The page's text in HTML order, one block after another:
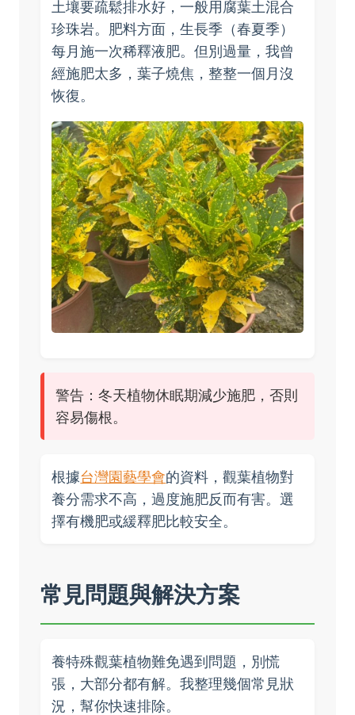
土壤要疏鬆排水好，一般用腐葉土混合
珍珠岩。肥料方面，生長季（春夏季）
每月施一次稀釋液肥。但別過量，我曾
經施肥太多，葉子燒焦，整整一個月沒
恢復。
警告：冬天植物休眠期減少施肥，否則
容易傷根。
根據台灣園藝學會的資料，觀葉植物對
養分需求不高，過度施肥反而有害。選
擇有機肥或緩釋肥比較安全。
常見問題與解決方案
養特殊觀葉植物難免遇到問題，別慌
張，大部分都有解。我整理幾個常見狀
況，幫你快速排除。